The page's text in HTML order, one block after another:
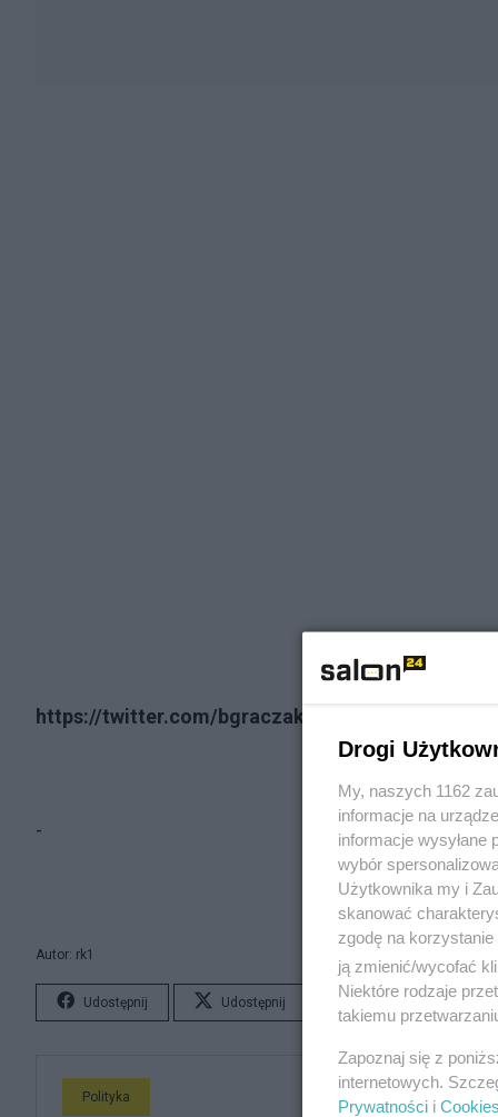
https://twitter.com/bgraczak/status/
-
Autor: rk1
Udostępnij Udostępnij Lubię to!
Polityka
Drogi
My, naszych 1162
informacje na
informacje wysyłane
wybór
Użytkownika my i
skanować
zgodę na
ją zmienić/wycofać
Niektóre rodzaje
takiemu
Zapoznaj się z
internetowych.
Prywatności i